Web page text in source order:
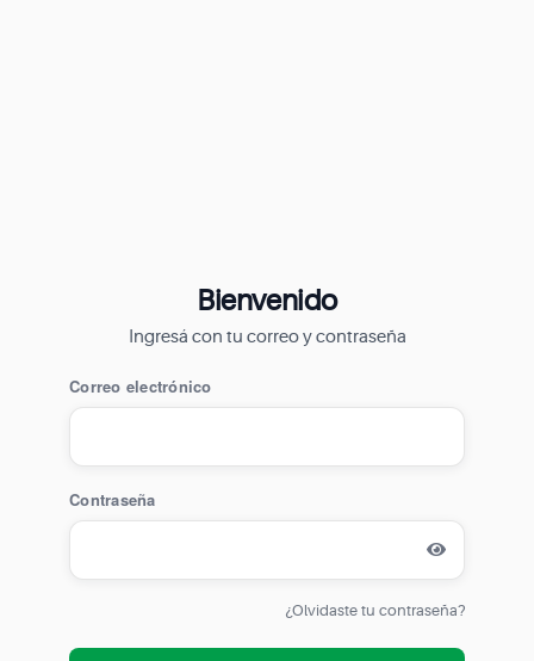
Bienvenido
Ingresá con tu correo y contraseña
Correo electrónico
Contraseña
¿Olvidaste tu contraseña?